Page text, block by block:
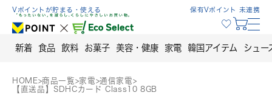
Skip
content
Vポイントが貯まる・使える 保有Vポイント 未連携
新着 食品 飲料 お菓子 美容・健康 家電 韓国アイテム シュー
HOME>商品一覧>家電>通信家電>
【直送品】SDHCカード Class10 8GB